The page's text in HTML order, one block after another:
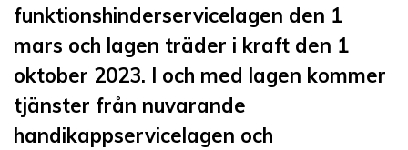
funktionshinderservicelagen den 1
mars och lagen träder i kraft den 1
oktober 2023. I och med lagen kommer
tjänster från nuvarande
handikappservicelagen och